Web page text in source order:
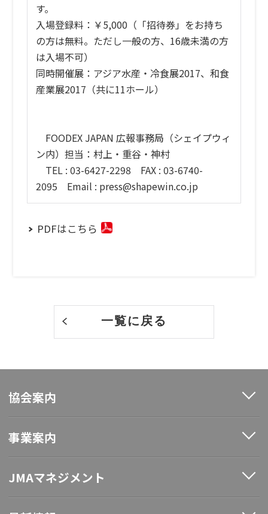
す。
入場登録料：￥5,000（「招待券」をお持ち
の方は無料。ただし一般の方、16歳未満の方
は入場不可）
同時開催展：アジア水産・冷食展2017、和食
産業展2017（共に11ホール）
FOODEX JAPAN 広報事務局（シェイプウィ
ン内）担当：村上・重谷・神村
TEL : 03-6427-2298 FAX : 03-6740-
2095 Email : press@shapewin.co.jp
PDFはこちら
一覧に戻る
協会案内
事業案内
JMAマネジメント